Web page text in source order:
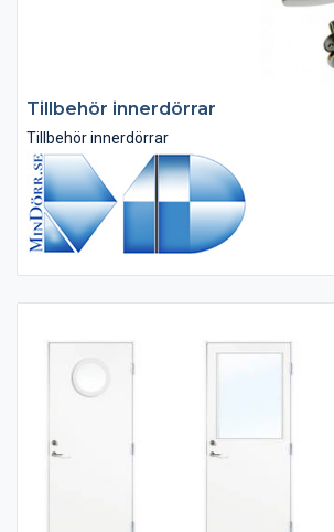
Tillbehör innerdörrar
Tillbehör innerdörrar